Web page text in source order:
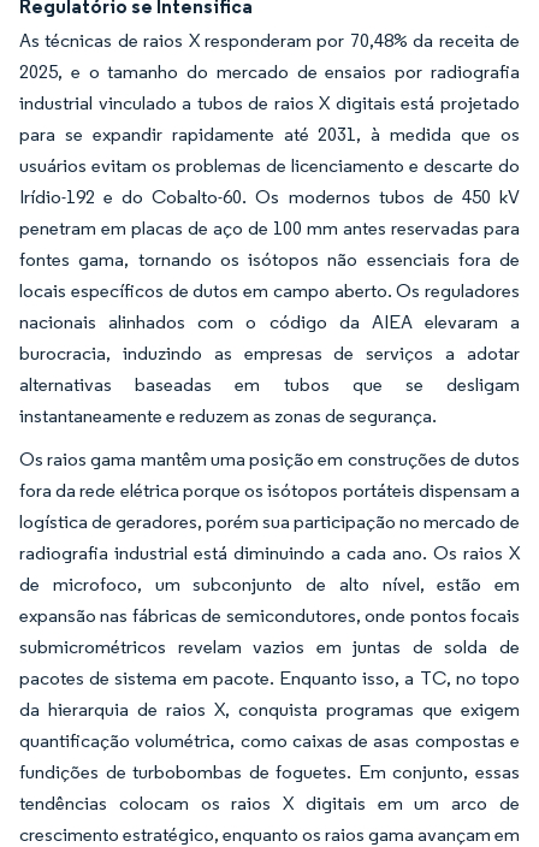
Regulatório se Intensifica
As técnicas de raios X responderam por 70,48% da receita de
2025, e o tamanho do mercado de ensaios por radiografia
industrial vinculado a tubos de raios X digitais está projetado
para se expandir rapidamente até 2031, à medida que os
usuários evitam os problemas de licenciamento e descarte do
Irídio-192 e do Cobalto-60. Os modernos tubos de 450 kV
penetram em placas de aço de 100 mm antes reservadas para
fontes gama, tornando os isótopos não essenciais fora de
locais específicos de dutos em campo aberto. Os reguladores
nacionais alinhados com o código da AIEA elevaram a
burocracia, induzindo as empresas de serviços a adotar
alternativas baseadas em tubos que se desligam
instantaneamente e reduzem as zonas de segurança.
Os raios gama mantêm uma posição em construções de dutos
fora da rede elétrica porque os isótopos portáteis dispensam a
logística de geradores, porém sua participação no mercado de
radiografia industrial está diminuindo a cada ano. Os raios X
de microfoco, um subconjunto de alto nível, estão em
expansão nas fábricas de semicondutores, onde pontos focais
submicrométricos revelam vazios em juntas de solda de
pacotes de sistema em pacote. Enquanto isso, a TC, no topo
da hierarquia de raios X, conquista programas que exigem
quantificação volumétrica, como caixas de asas compostas e
fundições de turbobombas de foguetes. Em conjunto, essas
tendências colocam os raios X digitais em um arco de
crescimento estratégico, enquanto os raios gama avançam em